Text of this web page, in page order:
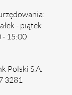
Polski S.A.
3281
- piątek
- 15:00